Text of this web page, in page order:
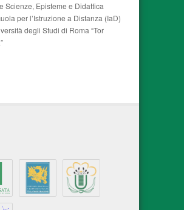
Scienze, Episteme e Didattica
per l’Istruzione a Distanza (IaD)
degli Studi di Roma “Tor